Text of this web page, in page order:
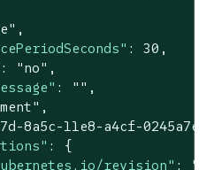
,
: 30 ,
: "no" ,
: "" ,
,
8a5c-11e8-a4cf-
: {
revision" : "1"